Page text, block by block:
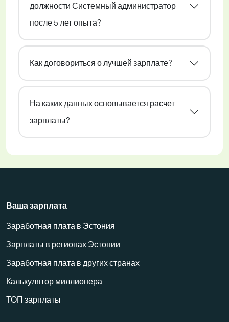
должности Системный администратор
после 5 лет опыта?
Как договориться о лучшей зарплате?
На каких данных основывается расчет
зарплаты?
Ваша зарплата
Заработная плата в Эстония
Зарплаты в регионах Эстонии
Заработная плата в других странах
Калькулятор миллионера
ТОП зарплаты